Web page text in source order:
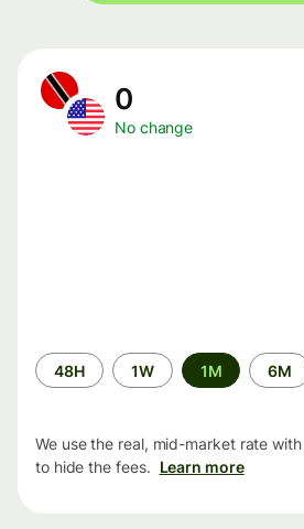
0
No change
Time
period
48H 1W 1M 6M
We use the real, mid-market rate
to hide the fees. Learn more